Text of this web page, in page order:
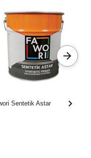
Sentetik Astar